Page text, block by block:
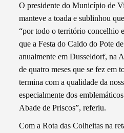
O presidente do Município de
manteve a toada e sublinhou
“por todo o território concelhio
que a Festa do Caldo do Pote
anualmente em Dusseldorf, na
de quatro meses que se fez em
termina com a qualidade da
especialmente dos
Abade de Priscos”, referiu.
Com a Rota das Colheitas na